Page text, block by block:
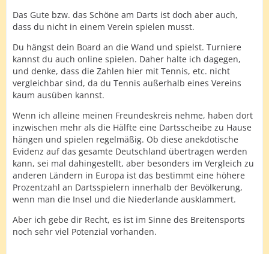
Das Gute bzw. das Schöne am Darts ist doch aber auch,
dass du nicht in einem Verein spielen musst.
Du hängst dein Board an die Wand und spielst. Turniere
kannst du auch online spielen. Daher halte ich dagegen,
und denke, dass die Zahlen hier mit Tennis, etc. nicht
vergleichbar sind, da du Tennis außerhalb eines Vereins
kaum ausüben kannst.
Wenn ich alleine meinen Freundeskreis nehme, haben dort
inzwischen mehr als die Hälfte eine Dartsscheibe zu Hause
hängen und spielen regelmäßig. Ob diese anekdotische
Evidenz auf das gesamte Deutschland übertragen werden
kann, sei mal dahingestellt, aber besonders im Vergleich zu
anderen Ländern in Europa ist das bestimmt eine höhere
Prozentzahl an Dartsspielern innerhalb der Bevölkerung,
wenn man die Insel und die Niederlande ausklammert.
Aber ich gebe dir Recht, es ist im Sinne des Breitensports
noch sehr viel Potenzial vorhanden.